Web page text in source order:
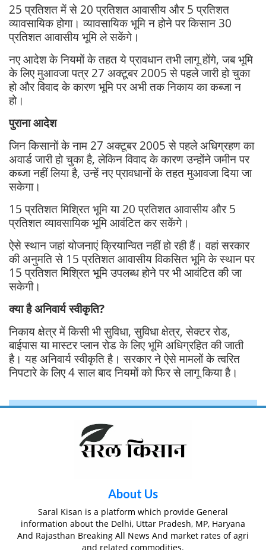
25 प्रतिशत में से 20 प्रतिशत आवासीय और 5 प्रतिशत
व्यावसायिक होगा। व्यावसायिक भूमि न होने पर किसान 30
प्रतिशत आवासीय भूमि ले सकेंगे।
नए आदेश के नियमों के तहत ये प्रावधान तभी लागू होंगे, जब भूमि
के लिए मुआवजा पत्र 27 अक्टूबर 2005 से पहले जारी हो चुका
हो और विवाद के कारण भूमि पर अभी तक निकाय का कब्जा न
हो।
पुराना आदेश
जिन किसानों के नाम 27 अक्टूबर 2005 से पहले अधिग्रहण का
अवार्ड जारी हो चुका है, लेकिन विवाद के कारण उन्होंने जमीन पर
कब्जा नहीं लिया है, उन्हें नए प्रावधानों के तहत मुआवजा दिया जा
सकेगा।
15 प्रतिशत मिश्रित भूमि या 20 प्रतिशत आवासीय और 5
प्रतिशत व्यावसायिक भूमि आवंटित कर सकेंगे।
ऐसे स्थान जहां योजनाएं क्रियान्वित नहीं हो रही हैं। वहां सरकार
की अनुमति से 15 प्रतिशत आवासीय विकसित भूमि के स्थान पर
15 प्रतिशत मिश्रित भूमि उपलब्ध होने पर भी आवंटित की जा
सकेगी।
क्या है अनिवार्य स्वीकृति?
निकाय क्षेत्र में किसी भी सुविधा, सुविधा क्षेत्र, सेक्टर रोड,
बाईपास या मास्टर प्लान रोड के लिए भूमि अधिग्रहित की जाती
है। यह अनिवार्य स्वीकृति है। सरकार ने ऐसे मामलों के त्वरित
निपटारे के लिए 4 साल बाद नियमों को फिर से लागू किया है।
About Us
Saral Kisan is a platform which provide General
information about the Delhi, Uttar Pradesh, MP, Haryana
And Rajasthan Breaking All News And market rates of agri
and related commodities.